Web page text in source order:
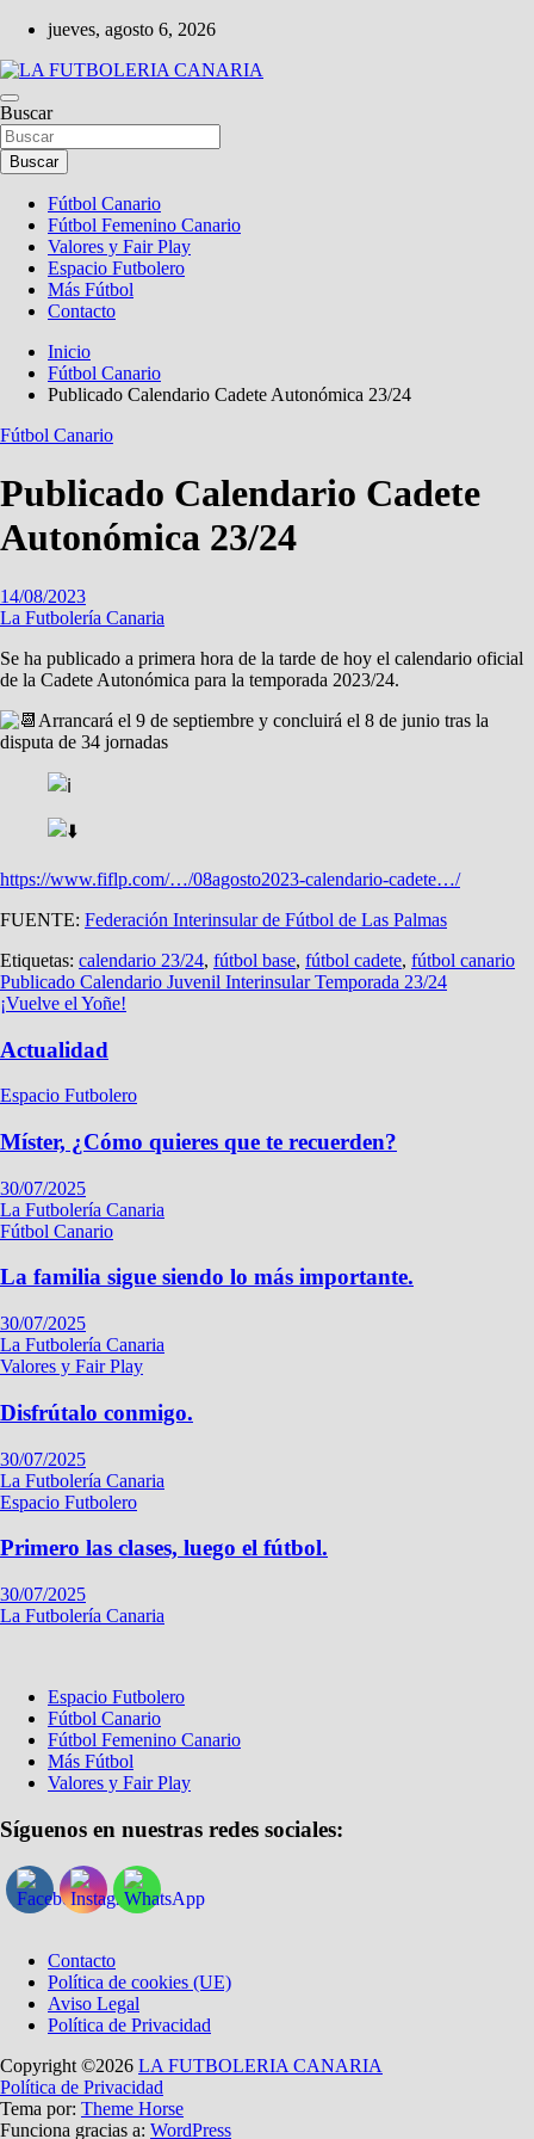
Saltar
contenido
jueves, agosto 6, 2026
LA FUTBOLERIA CANARIA
Portal digital de información sobre el fútbol canario, valores y fair play.
Buscar
Buscar
Fútbol Canario
Fútbol Femenino Canario
Valores y Fair Play
Espacio Futbolero
Más Fútbol
Contacto
Inicio
Fútbol Canario
Publicado Calendario Cadete Autonómica 23/24
Fútbol Canario
Publicado Calendario Cadete
Autonómica 23/24
14/08/2023
La Futbolería Canaria
Se ha publicado a primera hora de la tarde de hoy el calendario oficial
de la Cadete Autonómica para la temporada 2023/24.
Arrancará el 9 de septiembre y concluirá el 8 de junio tras la
disputa de 34 jornadas
https://www.fiflp.com/…/08agosto2023-calendario-cadete…/
FUENTE: Federación Interinsular de Fútbol de Las Palmas
Etiquetas: calendario 23/24, fútbol base, fútbol cadete, fútbol canario
Navegación
de
entradas
Publicado Calendario Juvenil Interinsular Temporada 23/24
¡Vuelve el Yoñe!
Actualidad
Espacio Futbolero
Míster, ¿Cómo quieres que te recuerden?
30/07/2025
La Futbolería Canaria
Fútbol Canario
La familia sigue siendo lo más importante.
30/07/2025
La Futbolería Canaria
Valores y Fair Play
Disfrútalo conmigo.
30/07/2025
La Futbolería Canaria
Espacio Futbolero
Primero las clases, luego el fútbol.
30/07/2025
La Futbolería Canaria
Espacio Futbolero
Fútbol Canario
Fútbol Femenino Canario
Más Fútbol
Valores y Fair Play
Síguenos en nuestras redes sociales:
Contacto
Política de cookies (UE)
Aviso Legal
Política de Privacidad
Copyright ©2026 LA FUTBOLERIA CANARIA
Política de Privacidad
Tema por: Theme Horse
Funciona gracias a: WordPress